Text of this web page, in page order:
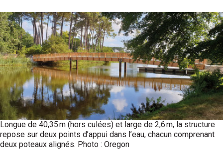
Longue de 40,35 m (hors culées) et large de 2,6 m, la structure
repose sur deux points d’appui dans l’eau, chacun comprenant
deux poteaux alignés. Photo : Oregon